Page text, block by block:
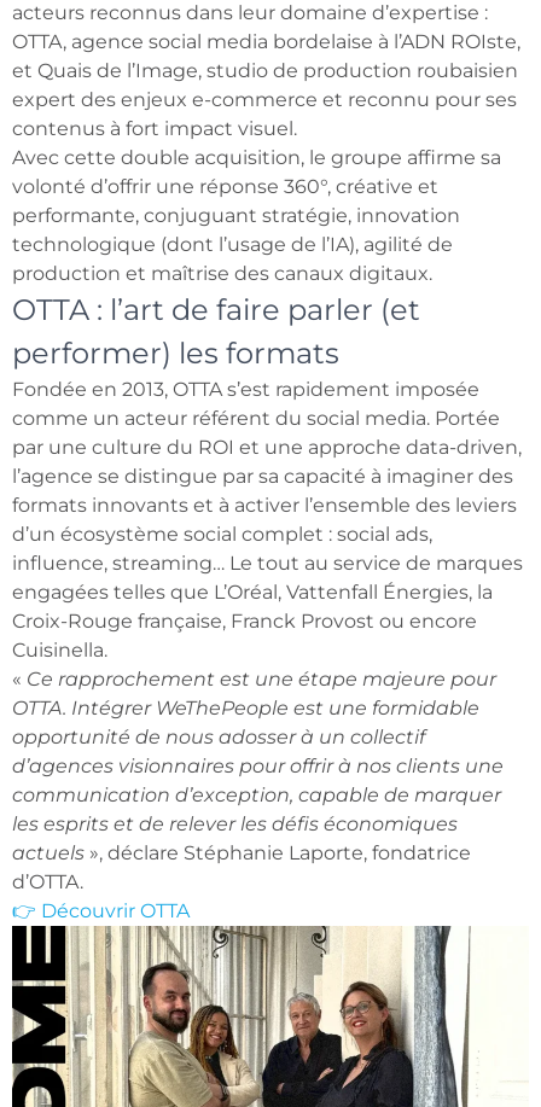
acteurs reconnus dans leur domaine d’expertise :
OTTA, agence social media bordelaise à l’ADN ROIste,
et Quais de l’Image, studio de production roubaisien
expert des enjeux e-commerce et reconnu pour ses
contenus à fort impact visuel.
Avec cette double acquisition, le groupe affirme sa
volonté d’offrir une réponse 360°, créative et
performante, conjuguant stratégie, innovation
technologique (dont l’usage de l’IA), agilité de
production et maîtrise des canaux digitaux.
OTTA : l’art de faire parler (et
performer) les formats
Fondée en 2013, OTTA s’est rapidement imposée
comme un acteur référent du social media. Portée
par une culture du ROI et une approche data-driven,
l’agence se distingue par sa capacité à imaginer des
formats innovants et à activer l’ensemble des leviers
d’un écosystème social complet : social ads,
influence, streaming… Le tout au service de marques
engagées telles que L’Oréal, Vattenfall Énergies, la
Croix-Rouge française, Franck Provost ou encore
Cuisinella.
« Ce rapprochement est une étape majeure pour
OTTA. Intégrer WeThePeople est une formidable
opportunité de nous adosser à un collectif
d’agences visionnaires pour offrir à nos clients une
communication d’exception, capable de marquer
les esprits et de relever les défis économiques
actuels », déclare Stéphanie Laporte, fondatrice
d’OTTA.
👉 Découvrir OTTA